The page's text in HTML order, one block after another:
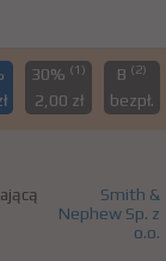
30% (1)
2,00 zł
B (2)
bezpł.
Smith &
Nephew Sp. z
o.o.